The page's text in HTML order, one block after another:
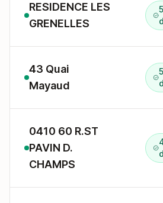
RESIDENCE LES
GRENELLES
43 Quai
Mayaud
0410 60 R.ST
PAVIN D.
CHAMPS